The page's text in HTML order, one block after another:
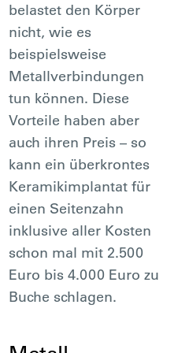
belastet den Körper
nicht, wie es
beispielsweise
Metallverbindungen
tun können. Diese
Vorteile haben aber
auch ihren Preis – so
kann ein überkrontes
Keramikimplantat für
einen Seitenzahn
inklusive aller Kosten
schon mal mit 2.500
Euro bis 4.000 Euro zu
Buche schlagen.